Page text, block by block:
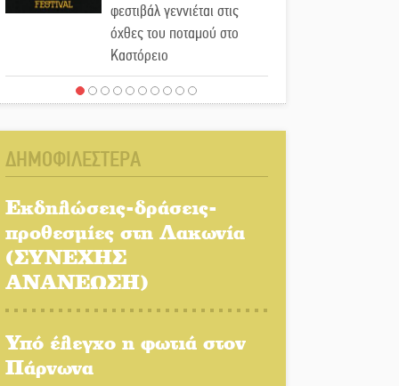
φεστιβάλ γεννιέται στις
όχθες του ποταμού στο
Καστόρειο
Τα ζάρια παίρνουν «φωτιά»
Αυθεντικό γλέντι με «Γιορτή
Βραστού» στη Σοχά
Το τελεφερίκ της
Μονεμβασιάς στο τραπέζι
Πολιτισμός και παράδοση
ΔΗΜΟΦΙΛΕΣΤΕΡΑ
Εκδηλώσεις-δράσεις-
προθεσμίες στη Λακωνία
(ΣΥΝΕΧΗΣ
ΑΝΑΝΕΩΣΗ)
Υπό έλεγχο η φωτιά στον
Πάρνωνα